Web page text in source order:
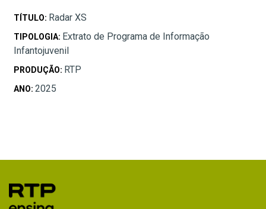
TÍTULO: Radar XS
TIPOLOGIA: Extrato de Programa de Informação
Infantojuvenil
PRODUÇÃO: RTP
ANO: 2025